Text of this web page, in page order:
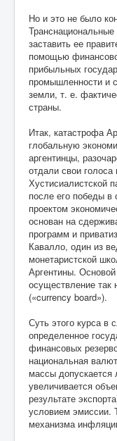
Но и это не было
заставить ее
помощью
прибыльных
промышленности и
земли, т. е.
страны.
Итак, катастрофа
глобальную
аргентинцы,
отдали свои
Хустисиалистской
после его победы
проектом
основан на
программ и
Кавалло, один из
монетаристской
Аргентины.
осуществление так
(«currency board»).
Суть этого курса
определенное
финансовых
национальная
массы
увеличивается
результате
условием эмиссии.
механизма